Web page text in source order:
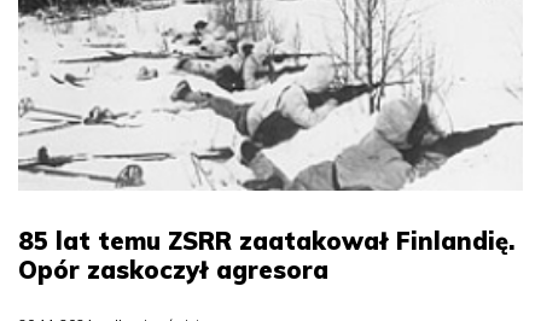
85 lat temu ZSRR zaatakował Finlandię.
Opór zaskoczył agresora